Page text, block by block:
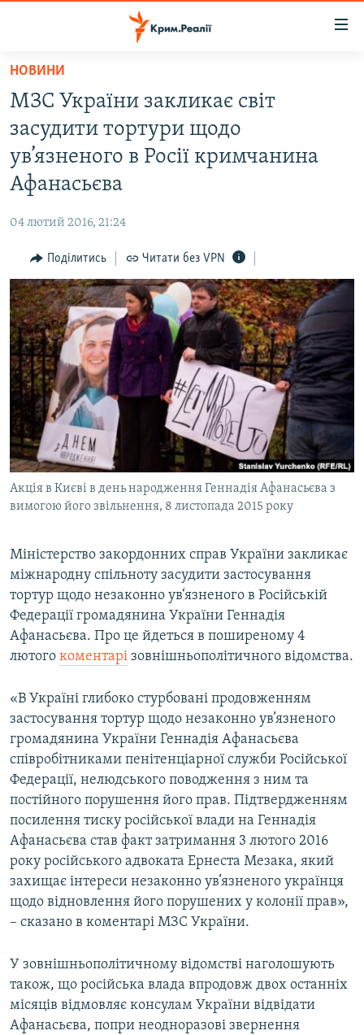
Перейти
основного
матеріалу
Перейти
до
основної
Перейти
пошуку
ВОДА.КРИМ
ВІДЕО ТА ФОТО
ПОЛІТИКА
ІНТЕРВ'Ю
ВСЕ ЗА ДЕНЬ
СПЕЦПРОЕКТИ
ДЕПОРТАЦІЯ
ВІДЕОУРОКИ «ELIFBE»
СВІДЧЕННЯ ОКУПАЦІЇ
УКРАЇНСЬКА ПРОБЛЕМА КРИМУ
ІНФОГРАФІКА
ЯК ОБІЙТИ БЛОКУВАННЯ
Русский
Qırımtatar
ДОЛУЧАЙСЯ!
НОВИНИ
МЗС України закликає світ
засудити тортури щодо
ув’язненого в Росії кримчанина
Афанасьєва
04 лютий 2016, 21:24
Поділитись Читати без VPN
Акція в Києві в день народження Геннадія Афанасьєва з
вимогою його звільнення, 8 листопада 2015 року
Міністерство закордонних справ України закликає
міжнародну спільноту засудити застосування
тортур щодо незаконно ув‘язненого в Російській
Федерації громадянина України Геннадія
Афанасьєва. Про це йдеться в поширеному 4
лютого коментарі зовнішньополітичного відомства.
«В Україні глибоко стурбовані продовженням
застосування тортур щодо незаконно ув’язненого
громадянина України Геннадія Афанасьєва
співробітниками пенітенціарної служби Російської
Федерації, нелюдського поводження з ним та
постійного порушення його прав. Підтвердженням
посилення тиску російської влади на Геннадія
Афанасьєва став факт затримання 3 лютого 2016
року російського адвоката Ернеста Мезака, який
захищає інтереси незаконно ув’язненого українця
щодо відновлення його порушених у колонії прав»,
– сказано в коментарі МЗС України.
У зовнішньополітичному відомстві наголошують
також, що російська влада впродовж двох останніх
місяців відмовляє консулам України відвідати
Афанасьєва, попри неодноразові звернення